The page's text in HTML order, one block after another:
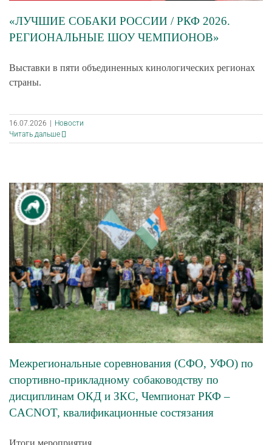
«ЛУЧШИЕ СОБАКИ РОССИИ / РКФ 2026.
РЕГИОНАЛЬНЫЕ ШОУ ЧЕМПИОНОВ»
Выставки в пяти объединенных кинологических регионах
страны.
16.07.2026
Новости
Читать дальше
Межрегиональные соревнования (СФО, УФО) по
спортивно-прикладному собаководству по
дисциплинам ОКД и ЗКС, Чемпионат РКФ –
CACNOT, квалификационные состязания
Итоги мероприятия.